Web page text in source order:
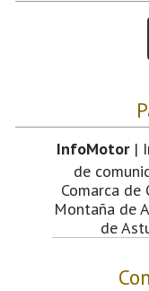
InfoMotor|
de
Comarca
Montaña de
de